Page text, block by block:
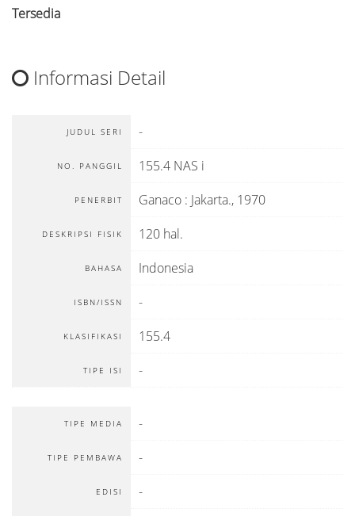
Tersedia
Informasi Detail
JUDUL SERI -
NO. PANGGIL 155.4 NAS i
PENERBIT Ganaco : Jakarta., 1970
DESKRIPSI FISIK 120 hal.
BAHASA Indonesia
ISBN/ISSN -
KLASIFIKASI 155.4
TIPE ISI -
TIPE MEDIA -
TIPE PEMBAWA -
EDISI -